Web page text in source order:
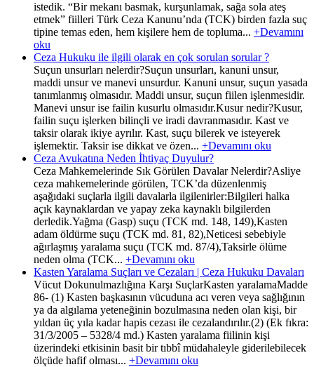
istedik. “Bir mekanı basmak, kurşunlamak, sağa sola ateş
etmek” fiilleri Türk Ceza Kanunu’nda (TCK) birden fazla suç
tipine temas eden, hem kişilere hem de topluma... +Devamını
oku
Ceza Hukuku ile ilgili olarak en çok sorulan sorular ?
Suçun unsurları nelerdir?Suçun unsurları, kanuni unsur,
maddi unsur ve manevi unsurdur. Kanuni unsur, suçun yasada
tanımlanmış olmasıdır. Maddi unsur, suçun fiilen işlenmesidir.
Manevi unsur ise failin kusurlu olmasıdır.Kusur nedir?Kusur,
failin suçu işlerken bilinçli ve iradi davranmasıdır. Kast ve
taksir olarak ikiye ayrılır. Kast, suçu bilerek ve isteyerek
işlemektir. Taksir ise dikkat ve özen... +Devamını oku
Ceza Avukatına Neden İhtiyaç Duyulur?
Ceza Mahkemelerinde Sık Görülen Davalar Nelerdir?Asliye
ceza mahkemelerinde görülen, TCK’da düzenlenmiş
aşağıdaki suçlarla ilgili davalarla ilgilenirler:Bilgileri halka
açık kaynaklardan ve yapay zeka kaynaklı bilgilerden
derledik.Yağma (Gasp) suçu (TCK md. 148, 149),Kasten
adam öldürme suçu (TCK md. 81, 82),Neticesi sebebiyle
ağırlaşmış yaralama suçu (TCK md. 87/4),Taksirle ölüme
neden olma (TCK... +Devamını oku
Kasten Yaralama Suçları ve Cezaları | Ceza Hukuku Davaları
Vücut Dokunulmazlığına Karşı SuçlarKasten yaralamaMadde
86- (1) Kasten başkasının vücuduna acı veren veya sağlığının
ya da algılama yeteneğinin bozulmasına neden olan kişi, bir
yıldan üç yıla kadar hapis cezası ile cezalandırılır.(2) (Ek fıkra:
31/3/2005 – 5328/4 md.) Kasten yaralama fiilinin kişi
üzerindeki etkisinin basit bir tıbbî müdahaleyle giderilebilecek
ölçüde hafif olması... +Devamını oku